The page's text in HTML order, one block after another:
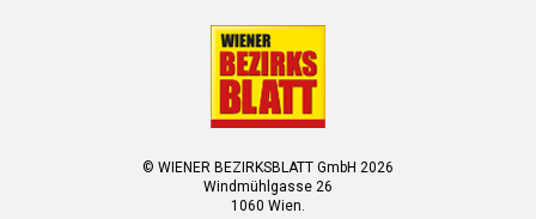
© WIENER BEZIRKSBLATT GmbH 2026
Windmühlgasse 26
1060 Wien.